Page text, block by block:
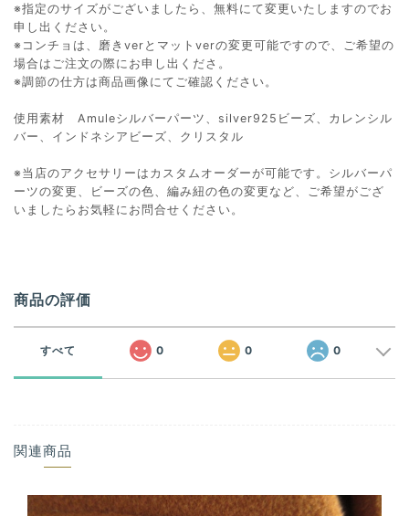
※指定のサイズがございましたら、無料にて変更いたしますのでお
申し出ください。
※コンチョは、磨きverとマットverの変更可能ですので、ご希望の
場合はご注文の際にお申し出くださ。
※調節の仕方は商品画像にてご確認ください。
使用素材 Amuleシルバーパーツ、silver925ビーズ、カレンシル
バー、インドネシアビーズ、クリスタル
※当店のアクセサリーはカスタムオーダーが可能です。シルバーパ
ーツの変更、ビーズの色、編み紐の色の変更など、ご希望がござ
いましたらお気軽にお問合せください。
商品の評価
すべて 0 0 0
関連商品